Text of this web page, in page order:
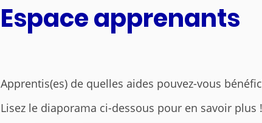
Espace apprenants
Apprentis(es) de quelles aides pouvez-vous
Lisez le diaporama ci-dessous pour en savoir plus !